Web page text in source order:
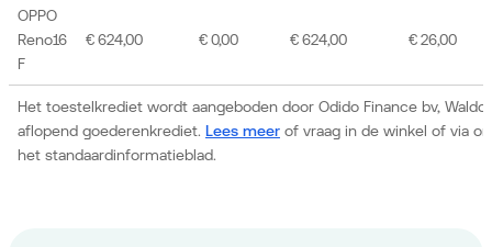
Het toestelkrediet wordt aangeboden door Odido Finance bv,
aflopend goederenkrediet. Lees meer of vraag in de winkel of via
het standaardinformatieblad.
OPPO
Reno16
F
€ 624,00 € 0,00 € 624,00 € 26,00